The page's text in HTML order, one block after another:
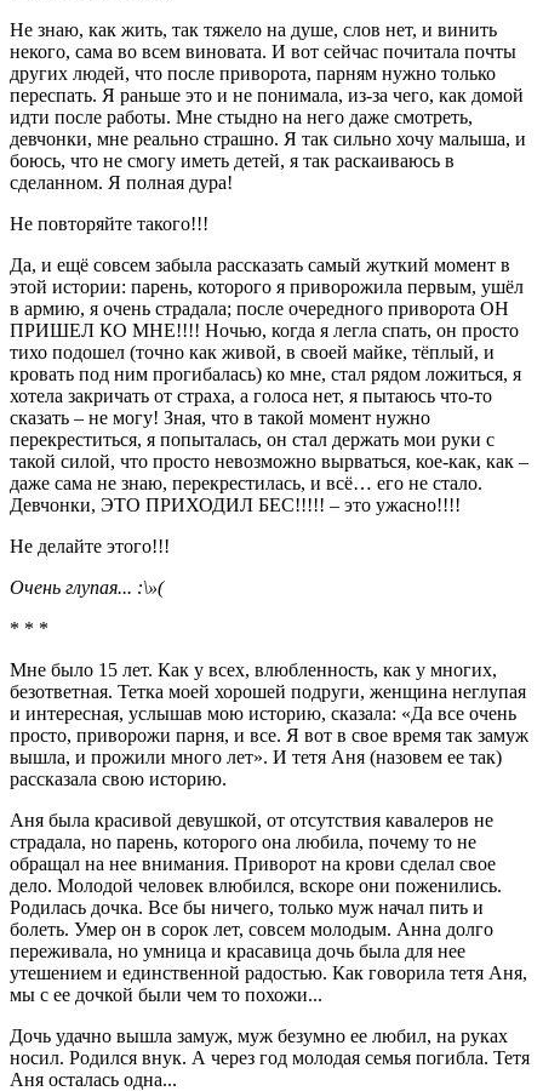
Не знаю, как жить, так тяжело на душе, слов нет, и винить
некого, сама во всем виновата. И вот сейчас почитала почты
других людей, что после приворота, парням нужно только
переспать. Я раньше это и не понимала, из-за чего, как домой
идти после работы. Мне стыдно на него даже смотреть,
девчонки, мне реально страшно. Я так сильно хочу малыша, и
боюсь, что не смогу иметь детей, я так раскаиваюсь в
сделанном. Я полная дура!
Не повторяйте такого!!!
Да, и ещё совсем забыла рассказать самый жуткий момент в
этой истории: парень, которого я приворожила первым, ушёл
в армию, я очень страдала; после очередного приворота ОН
ПРИШЕЛ КО МНЕ!!!! Ночью, когда я легла спать, он просто
тихо подошел (точно как живой, в своей майке, тёплый, и
кровать под ним прогибалась) ко мне, стал рядом ложиться, я
хотела закричать от страха, а голоса нет, я пытаюсь что-то
сказать – не могу! Зная, что в такой момент нужно
перекреститься, я попыталась, он стал держать мои руки с
такой силой, что просто невозможно вырваться, кое-как, как –
даже сама не знаю, перекрестилась, и всё… его не стало.
Девчонки, ЭТО ПРИХОДИЛ БЕС!!!!! – это ужасно!!!!
Не делайте этого!!!
Очень глупая... :\»(
* * *
Мне было 15 лет. Как у всех, влюбленность, как у многих,
безответная. Тетка моей хорошей подруги, женщина неглупая
и интересная, услышав мою историю, сказала: «Да все очень
просто, приворожи парня, и все. Я вот в свое время так замуж
вышла, и прожили много лет». И тетя Аня (назовем ее так)
рассказала свою историю.
Аня была красивой девушкой, от отсутствия кавалеров не
страдала, но парень, которого она любила, почему то не
обращал на нее внимания. Приворот на крови сделал свое
дело. Молодой человек влюбился, вскоре они поженились.
Родилась дочка. Все бы ничего, только муж начал пить и
болеть. Умер он в сорок лет, совсем молодым. Анна долго
переживала, но умница и красавица дочь была для нее
утешением и единственной радостью. Как говорила тетя Аня,
мы с ее дочкой были чем то похожи...
Дочь удачно вышла замуж, муж безумно ее любил, на руках
носил. Родился внук. А через год молодая семья погибла. Тетя
Аня осталась одна...